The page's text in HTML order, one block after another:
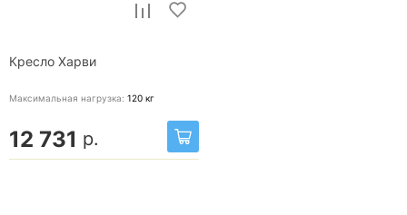
Кресло Харви
Максимальная нагрузка: 120 кг
12 731 р.